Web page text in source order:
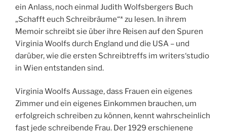
ein Anlass, noch einmal Judith Wolfsbergers Buch
„Schafft euch Schreibräume“* zu lesen. In ihrem
Memoir schreibt sie über ihre Reisen auf den Spuren
Virginia Woolfs durch England und die USA – und
darüber, wie die ersten Schreibtreffs im writers‘studio
in Wien entstanden sind.
Virginia Woolfs Aussage, dass Frauen ein eigenes
Zimmer und ein eigenes Einkommen brauchen, um
erfolgreich schreiben zu können, kennt wahrscheinlich
fast jede schreibende Frau. Der 1929 erschienene